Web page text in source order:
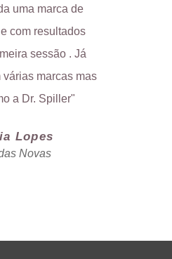
uma marca de
com resultados
sessão . Já
marcas mas
a Dr. Spiller"
Lopes
Novas